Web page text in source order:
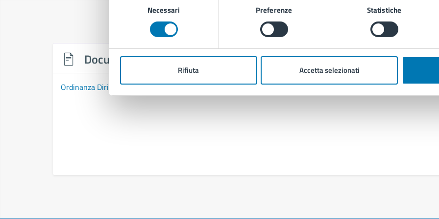
Necessari Preferenze Statistiche
Rifiuta Accetta selezionati
Contenuti correlati
Documenti
Ordinanza Dirigenziale n. 514 del 01/04/2026